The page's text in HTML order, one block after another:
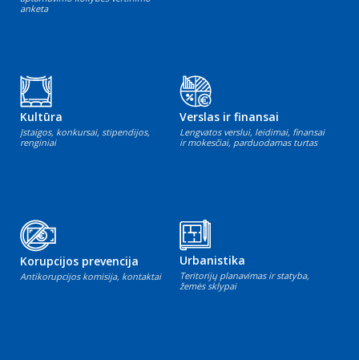
anketa
Kultūra
Įstaigos, konkursai, stipendijos,
renginiai
Verslas ir finansai
Lengvatos verslui, leidimai, finansai
ir mokesčiai, parduodamas turtas
Korupcijos prevencija
Antikorupcijos komisija, kontaktai
Urbanistika
Teritorijų planavimas ir statyba,
žemės sklypai